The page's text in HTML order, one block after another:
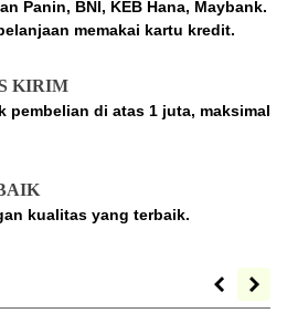
Panin, BNI, KEB Hana, Maybank.
memakai kartu kredit.
KIRIM
pembelian di atas 1 juta, maksimal
kualitas yang terbaik.